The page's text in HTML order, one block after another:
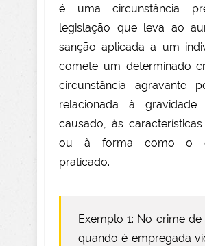
é uma circunstância
legislação que leva ao
sanção aplicada a um
comete um determinado
circunstância agravante
relacionada à
causado, às
ou à forma como o
praticado.
Exemplo 1: No crime
quando é empregada